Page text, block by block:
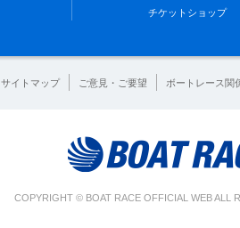
チケットショップ
サイトマップ ご意見・ご要望 ボートレース関
COPYRIGHT © BOAT RACE OFFICIAL WEB ALL